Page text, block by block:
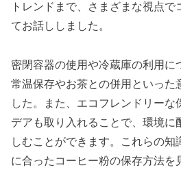
トレンドまで、さまざまな視点
てお話ししました。
密閉容器の使用や冷蔵庫の利用に
常温保存やお茶との併用といった
した。また、エコフレンドリーな
デアも取り入れることで、環境に
しむことができます。これらの知
に合ったコーヒー粉の保存方法を